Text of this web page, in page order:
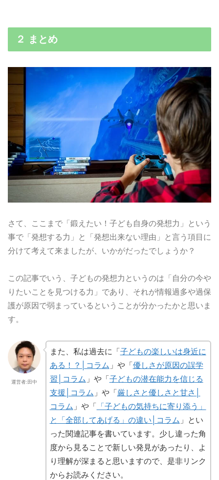
２ まとめ
さて、ここまで「鍛えたい！子ども自身の発想力」という
事で「発想する力」と「発想出来ない理由」と言う項目に
分けて考えて来ましたが、いかがだったでしょうか？
この記事でいう、子どもの発想力というのは「自分の今や
りたいことを見つける力」であり、それが情報過多や過保
護が原因で弱まっているということが分かったかと思いま
す。
運営者:田中
また、私は過去に「 子どもの楽しいは身近に
ある！？│コラム 」や「 優しさが原因の誤学
習│コラム 」や「 子どもの潜在能力を信じる
支援│コラム 」や「 厳しさと優しさと甘さ│
コラム 」や「
「子どもの気持ちに寄り添う」
と「全部してあげる」の違い│コラム 」とい
った関連記事を書いています。少し違った角
度から見ることで新しい発見があったり、よ
り理解が深まると思いますので、是非リンク
からお読みください。